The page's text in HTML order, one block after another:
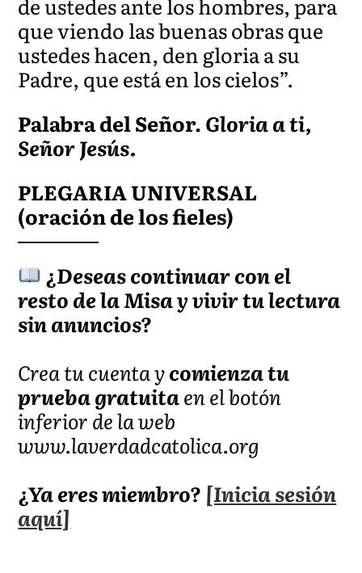
de ustedes ante los hombres, para
que viendo las buenas obras que
ustedes hacen, den gloria a su
Padre, que está en los cielos”.
Palabra del Señor.Gloria a ti,
Señor Jesús.
PLEGARIA UNIVERSAL
(oración de los fieles)
¿Deseas continuar con el
resto de la Misa y vivir tu lectura
sin anuncios?
Crea tu cuenta ycomienza tu
prueba gratuitaen el botón
inferior de la web
www.laverdadcatolica.org
¿Ya eres miembro? [Inicia sesión
aquí]